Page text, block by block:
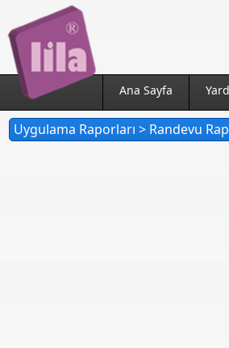
Ana Sayfa
Uygulama Raporları > Randevu